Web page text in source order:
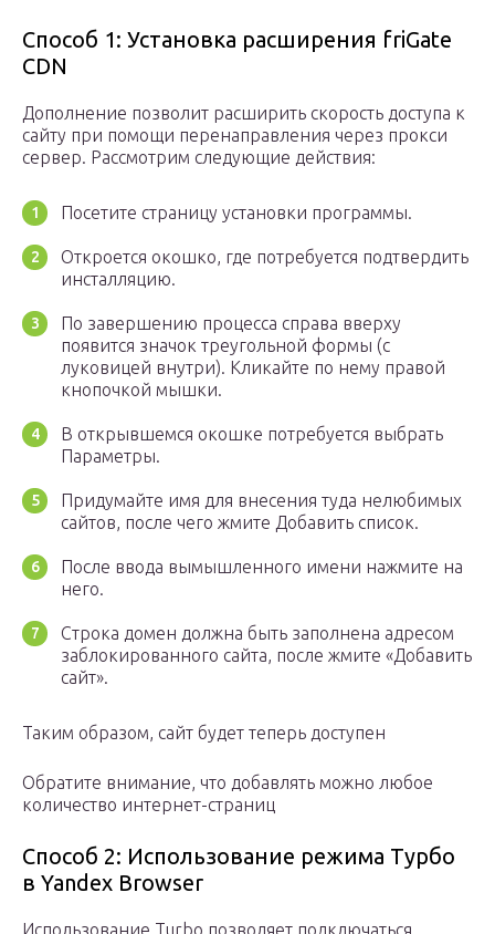
Способ 1: Установка расширения friGate
CDN
Дополнение позволит расширить скорость доступа к
сайту при помощи перенаправления через прокси
сервер. Рассмотрим следующие действия:
Посетите страницу установки программы.
Откроется окошко, где потребуется подтвердить
инсталляцию.
По завершению процесса справа вверху
появится значок треугольной формы (с
луковицей внутри). Кликайте по нему правой
кнопочкой мышки.
В открывшемся окошке потребуется выбрать
Параметры.
Придумайте имя для внесения туда нелюбимых
сайтов, после чего жмите Добавить список.
После ввода вымышленного имени нажмите на
него.
Строка домен должна быть заполнена адресом
заблокированного сайта, после жмите «Добавить
сайт».
Таким образом, сайт будет теперь доступен
Обратите внимание, что добавлять можно любое
количество интернет-страниц
Способ 2: Использование режима Турбо
в Yandex Browser
Использование Turbo позволяет подключаться